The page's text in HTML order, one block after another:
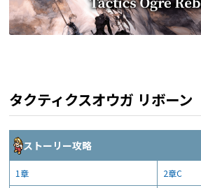
タクティクスオウガ リボーン
ストーリー攻略
1章 2章C